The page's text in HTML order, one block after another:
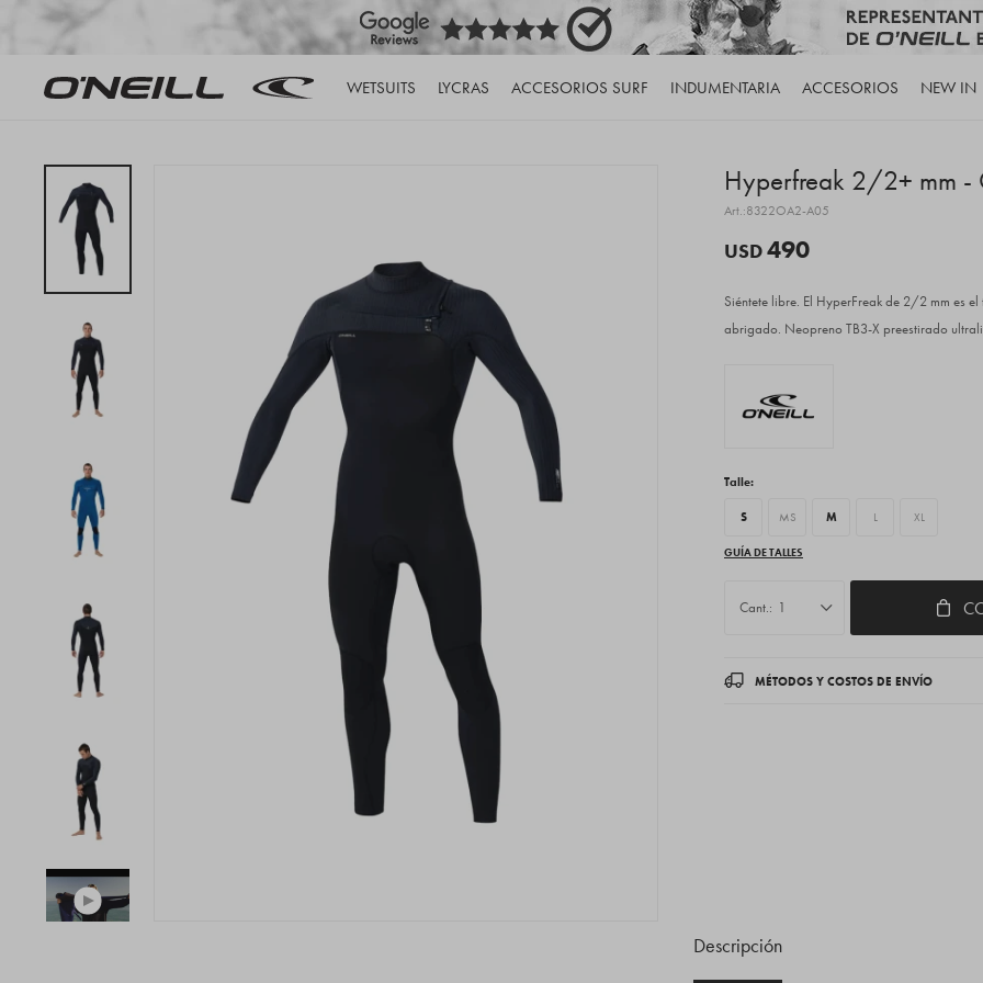
WETSUITS LYCRAS ACCESORIOS SURF INDUMENTARIA ACCESORIOS NEW IN
Hyperfreak 2/2+ mm -
8322OA2-A05
USD490
Siéntete libre. El HyperFreak de 2/2 mm es
abrigado. Neopreno TB3-X preestirado
Talle:
S MS M L XL
GUÍA DE TALLES
1
MÉTODOS Y COSTOS DE ENVÍO
Descripción